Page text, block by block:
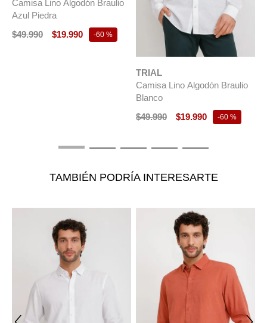
Camisa Lino Algodón Braulio
Azul Piedra
$49.990 $19.990 -60 %
TRIAL
Camisa Lino Algodón Braulio
Blanco
$49.990 $19.990 -60 %
TAMBIÉN PODRÍA INTERESARTE